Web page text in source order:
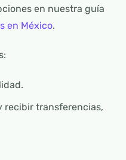
en nuestra guía
en México.
recibir transferencias,